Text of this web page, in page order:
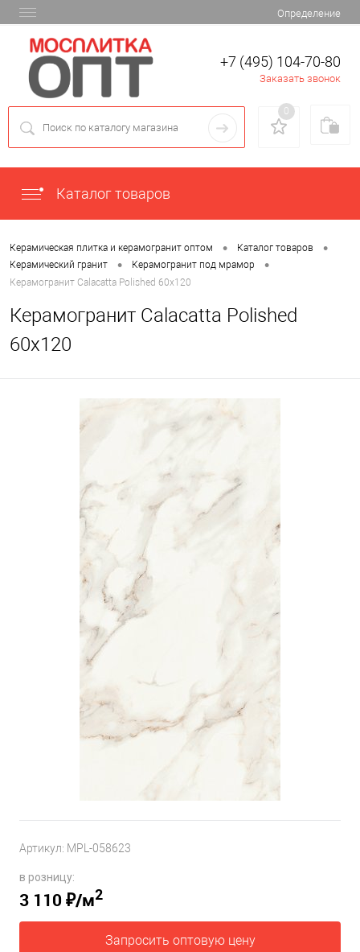
Определение
+7 (495) 104-70-80
Заказать звонок
0
Каталог товаров
Керамическая плитка и керамогранит оптом • Каталог товаров •
Керамический гранит • Керамогранит под мрамор •
Керамогранит Calacatta Polished 60х120
Керамогранит Calacatta Polished
60х120
Артикул: MPL-058623
в розницу:
3 110 ₽/м2
Запросить оптовую цену